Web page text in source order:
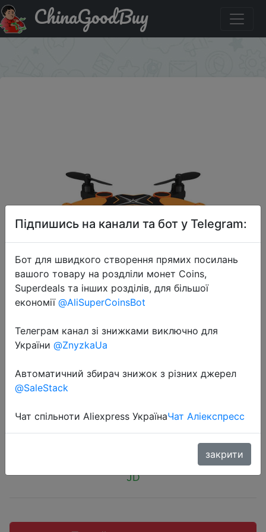
Знижка на Heliway 901H Min RC Drone + два солдатика
Sulban разной серии в подарок.
ChinaGoodBuy
2018-11-03
Heliway 901H Min RC Drone + два
солдатика Sulban разной серии в
подарок.
$9.99
JD
Підпишись на канали та бот у Telegram:
Бот для швидкого створення прямих посилань
вашого товару на роздліли монет Coins,
Superdeals та інших розділів, для більшої
економії @AliSuperCoinsBot
Телеграм канал зі знижками виключно для
України @ZnyzkaUa
Автоматичний збирач знижок з різних джерел
@SaleStack
Чат спільноти Aliexpress УкраїнаЧат Аліекспресс
закрити